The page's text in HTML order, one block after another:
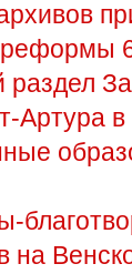
раздел
Артура в
на